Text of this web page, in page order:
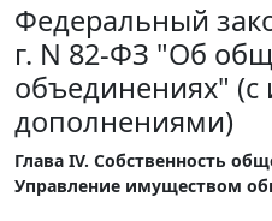
Федеральный
г. N 82-ФЗ "Об
объединениях"
дополнениями)
Глава IV. Собственность
Управление имуществом